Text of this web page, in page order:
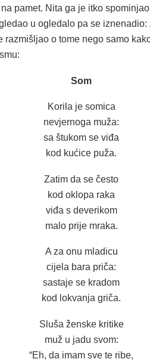
pamet. Nita ga je itko
u ogledalo pa se iznenadio:
razmišljao o tome nego samo
Som
Korila je somica
nevjernoga muža:
sa štukom se viđa
kod kućice puža.
Zatim da se često
kod oklopa raka
viđa s deverikom
malo prije mraka.
A za onu mladicu
cijela bara priča:
sastaje se kradom
kod lokvanja griča.
Sluša ženske kritike
muž u jadu svom:
“Eh, da imam sve te ribe,